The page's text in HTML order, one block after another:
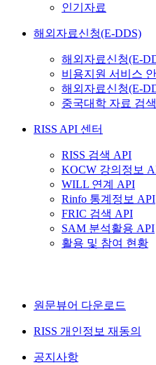
인기자료
해외자료신청(E-DDS)
해외자료신청(E-
비용지원 서비스
해외자료신청(E-
중국대학 자료 검색
RISS API 센터
RISS 검색 API
KOCW 강의정보
WILL 연계 API
Rinfo 통계정보 API
FRIC 검색 API
SAM 분석활용 API
활용 및 참여 현황
원문뷰어 다운로드
RISS 개인정보 재동의
공지사항